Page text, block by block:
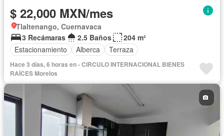
$ 22,000 MXN/mes
Tlaltenango, Cuernavaca
3 Recámaras
2.5 Baños
204 m²
Estacionamiento
Alberca Terraza
Hace 3 días, 6 horas en - CIRCULO INTERNACIONAL BIENES
RAÍCES Morelos